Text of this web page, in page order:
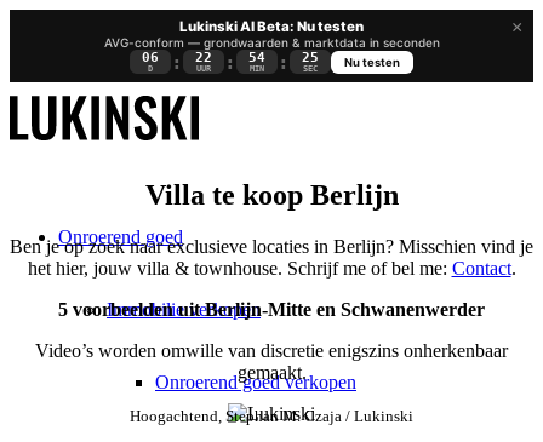
×
Lukinski AI Beta: Nu testen
AVG-conform — grondwaarden & marktdata in seconden
06
D : 22
UUR : 54
MIN : 24
SEC
Nu testen
Onroerend goed
Immobilie verkopen
Onroerend goed verkopen
Villa te koop Berlijn
Ben je op zoek naar exclusieve locaties in Berlijn? Misschien vind je
het hier, jouw villa & townhouse. Schrijf me of bel me: Contact.
5 voorbeelden uit Berlijn-Mitte en Schwanenwerder
Video’s worden omwille van discretie enigszins onherkenbaar
gemaakt.
Hoogachtend, Stephan M. Czaja / Lukinski